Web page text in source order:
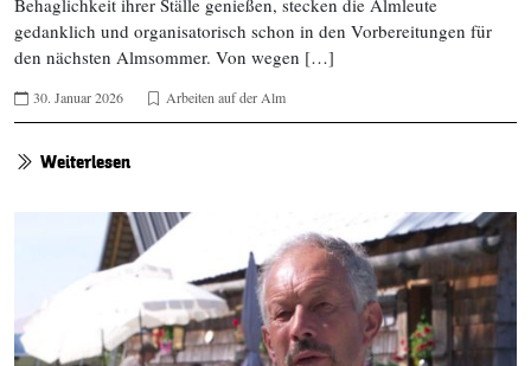
Behaglichkeit ihrer Ställe genießen, stecken die Almleute
gedanklich und organisatorisch schon in den Vorbereitungen für
den nächsten Almsommer. Von wegen […]
30. Januar 2026 Arbeiten auf der Alm
Weiterlesen